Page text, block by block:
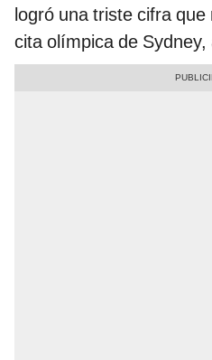
logró una triste cifra
cita olímpica de Sydney,